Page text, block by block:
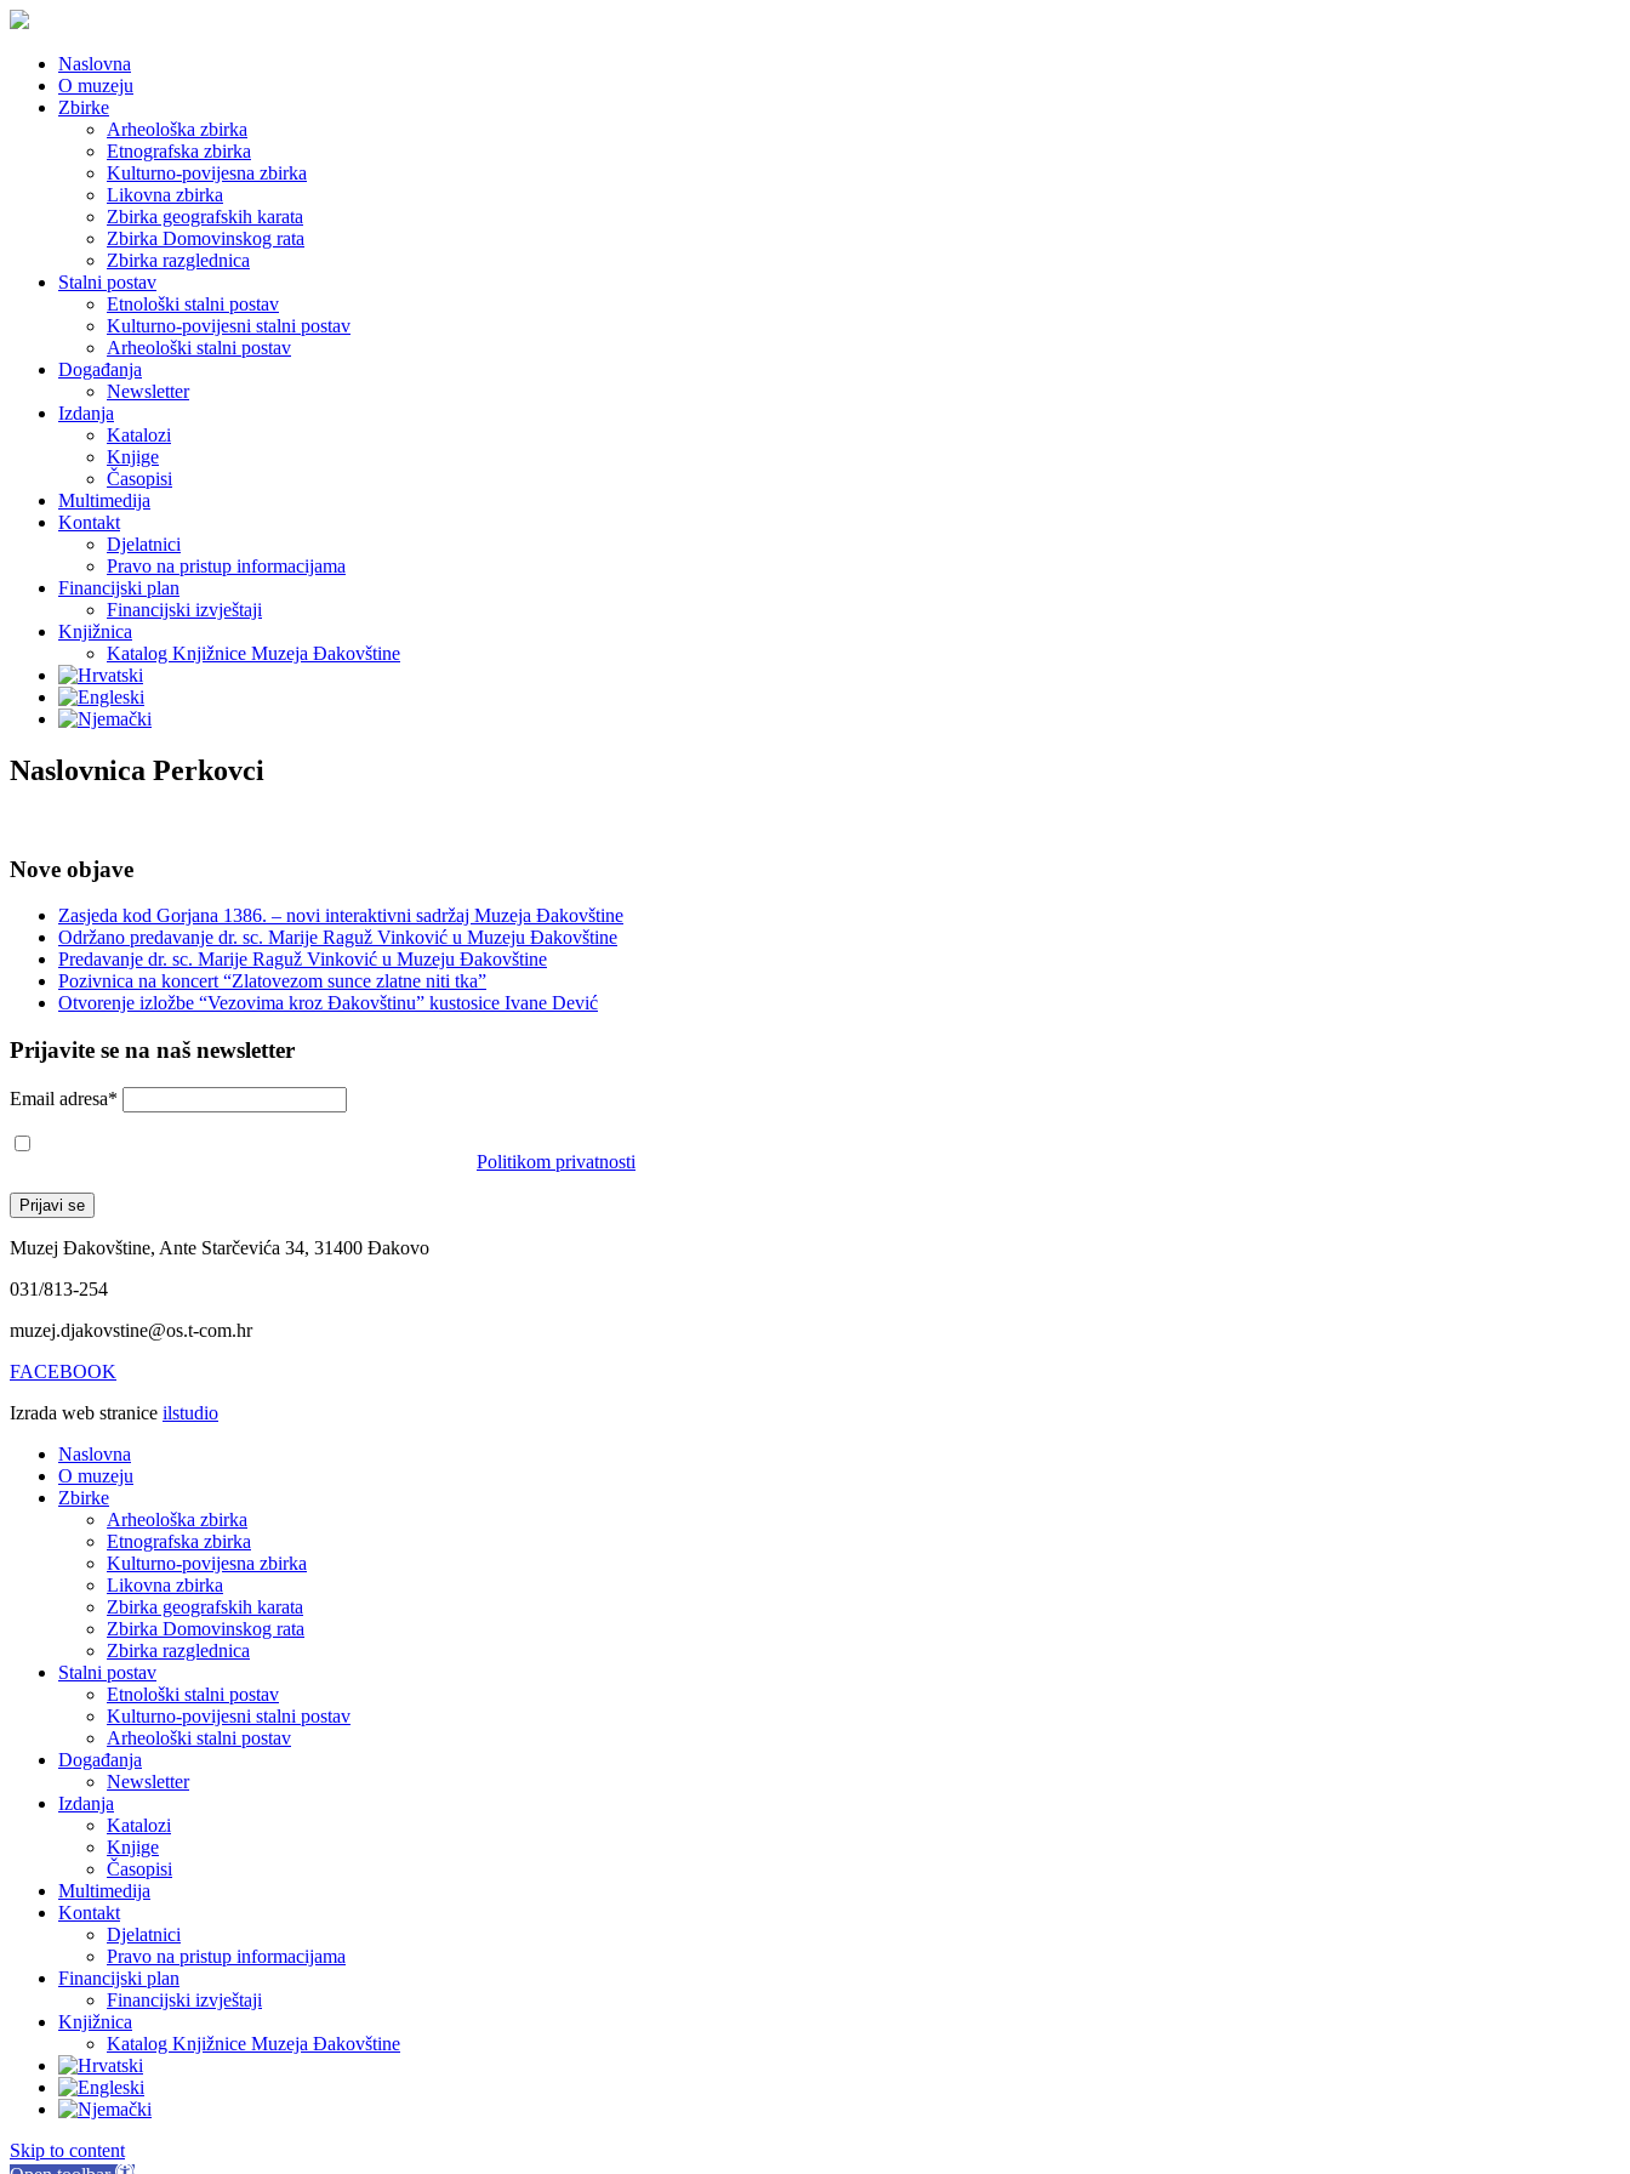
Naslovna
O muzeju
Zbirke
Arheološka zbirka
Etnografska zbirka
Kulturno-povijesna zbirka
Likovna zbirka
Zbirka geografskih karata
Zbirka Domovinskog rata
Zbirka razglednica
Stalni postav
Etnološki stalni postav
Kulturno-povijesni stalni postav
Arheološki stalni postav
Događanja
Newsletter
Izdanja
Katalozi
Knjige
Časopisi
Multimedija
Kontakt
Djelatnici
Pravo na pristup informacijama
Financijski plan
Financijski izvještaji
Knjižnica
Katalog Knjižnice Muzeja Đakovštine
Naslovnica Perkovci
Nove objave
Zasjeda kod Gorjana 1386. – novi interaktivni sadržaj Muzeja Đakovštine
Održano predavanje dr. sc. Marije Raguž Vinković u Muzeju Đakovštine
Predavanje dr. sc. Marije Raguž Vinković u Muzeju Đakovštine
Pozivnica na koncert “Zlatovezom sunce zlatne niti tka”
Otvorenje izložbe “Vezovima kroz Đakovštinu” kustosice Ivane Dević
Prijavite se na naš newsletter
Email adresa*
Politikom privatnosti
Muzej Đakovštine, Ante Starčevića 34, 31400 Đakovo
031/813-254
muzej.djakovstine@os.t-com.hr
FACEBOOK
Izrada web stranice ilstudio
Naslovna
O muzeju
Zbirke
Arheološka zbirka
Etnografska zbirka
Kulturno-povijesna zbirka
Likovna zbirka
Zbirka geografskih karata
Zbirka Domovinskog rata
Zbirka razglednica
Stalni postav
Etnološki stalni postav
Kulturno-povijesni stalni postav
Arheološki stalni postav
Događanja
Newsletter
Izdanja
Katalozi
Knjige
Časopisi
Multimedija
Kontakt
Djelatnici
Pravo na pristup informacijama
Financijski plan
Financijski izvještaji
Knjižnica
Katalog Knjižnice Muzeja Đakovštine
Skip to content